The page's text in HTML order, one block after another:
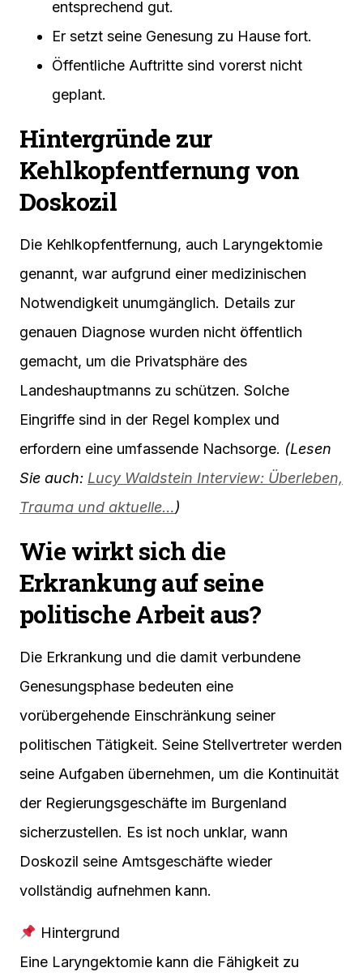
entsprechend gut.
Er setzt seine Genesung zu Hause fort.
Öffentliche Auftritte sind vorerst nicht
geplant.
Hintergründe zur
Kehlkopfentfernung von
Doskozil
Die Kehlkopfentfernung, auch Laryngektomie
genannt, war aufgrund einer medizinischen
Notwendigkeit unumgänglich. Details zur
genauen Diagnose wurden nicht öffentlich
gemacht, um die Privatsphäre des
Landeshauptmanns zu schützen. Solche
Eingriffe sind in der Regel komplex und
erfordern eine umfassende Nachsorge. (Lesen
Sie auch: Lucy Waldstein Interview: Überleben,
Trauma und aktuelle…)
Wie wirkt sich die
Erkrankung auf seine
politische Arbeit aus?
Die Erkrankung und die damit verbundene
Genesungsphase bedeuten eine
vorübergehende Einschränkung seiner
politischen Tätigkeit. Seine Stellvertreter werden
seine Aufgaben übernehmen, um die Kontinuität
der Regierungsgeschäfte im Burgenland
sicherzustellen. Es ist noch unklar, wann
Doskozil seine Amtsgeschäfte wieder
vollständig aufnehmen kann.
Hintergrund
Eine Laryngektomie kann die Fähigkeit zu